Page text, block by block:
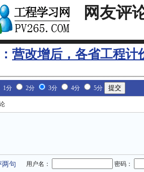
网友评
营改增后，各省工程计
1分 2分 3分 4分 5分
两句 用户名： 密码：